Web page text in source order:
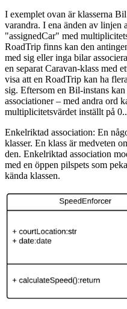
I exemplet ovan är klasserna
varandra. I ena änden av linjen
"assignedCar" med
RoadTrip finns kan den
med sig eller inga bilar
en separat Caravan-klass med
visa att en RoadTrip kan ha
sig. Eftersom en Bil-instans
associationer – med andra ord
multiplicitetsvärdet inställt på
Enkelriktad association: En
klasser. En klass är medveten
den. Enkelriktad association
med en öppen pilspets som
kända klassen.